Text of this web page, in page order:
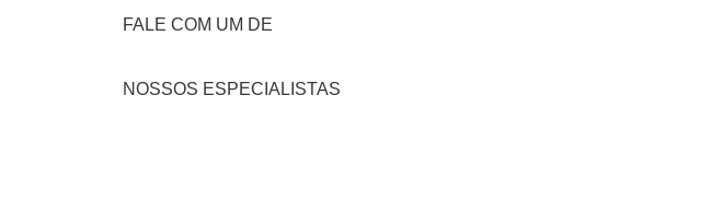
FALE COM UM DE
NOSSOS ESPECIALISTAS